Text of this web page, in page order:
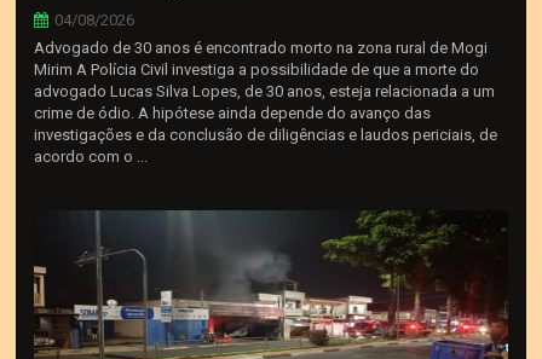
04/08/2026
Advogado de 30 anos é encontrado morto na zona rural de Mogi
Mirim A Polícia Civil investiga a possibilidade de que a morte do
advogado Lucas Silva Lopes, de 30 anos, esteja relacionada a um
crime de ódio. A hipótese ainda depende do avanço das
investigações e da conclusão de diligências e laudos periciais, de
acordo com o ...